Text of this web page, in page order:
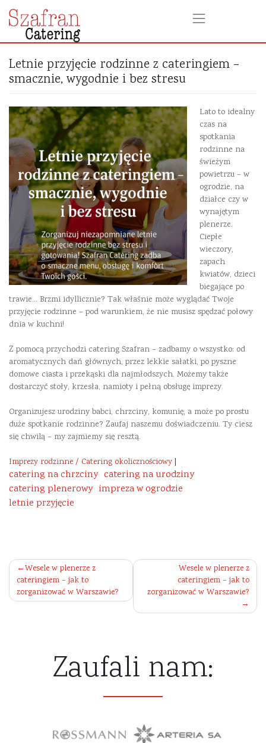
Letnie przyjęcie rodzinne z cateringiem –
smacznie, wygodnie i bez stresu
Lato to idealny
czas na
spotkania
rodzinne na
świeżym
powietrzu – w
ogrodzie, na
działce czy w
wynajętym
plenerze.
Ciepłe
wieczory,
zapach
kwiatów, dzieci
biegające po
trawie… Brzmi idyllicznie? Tak właśnie może wyglądać Twoje
przyjęcie rodzinne – pod warunkiem, że nie musisz spędzać połowy
dnia w kuchni!
Z pomocą przychodzi catering Szafran – zadbamy o wszystko: od
aromatycznych dań głównych, przez lekkie sałatki, po pyszne
domowe ciasta i przekąski dla najmłodszych. Możemy także
dostarczyć stoły, krzesła, namioty i pełną obsługę imprezy.
Organizujesz urodziny babci, chrzciny, komunię, a może po prostu
duże spotkanie rodzinne? Zaufaj naszemu doświadczeniu. Ty ciesz
się chwilą – my zajmiemy się resztą.
Imprezy rodzinne / Catering okolicznościowy
catering na chrzciny catering na urodziny
catering plenerowy impreza w ogrodzie
letnie przyjęcie
Nawigacja
wpisu
Wesele w plenerze z
cateringiem – jak to
zorganizować w Warszawie?
Wesele w plenerze z
cateringiem – jak to
zorganizować w Warszawie?
Zaufali nam: